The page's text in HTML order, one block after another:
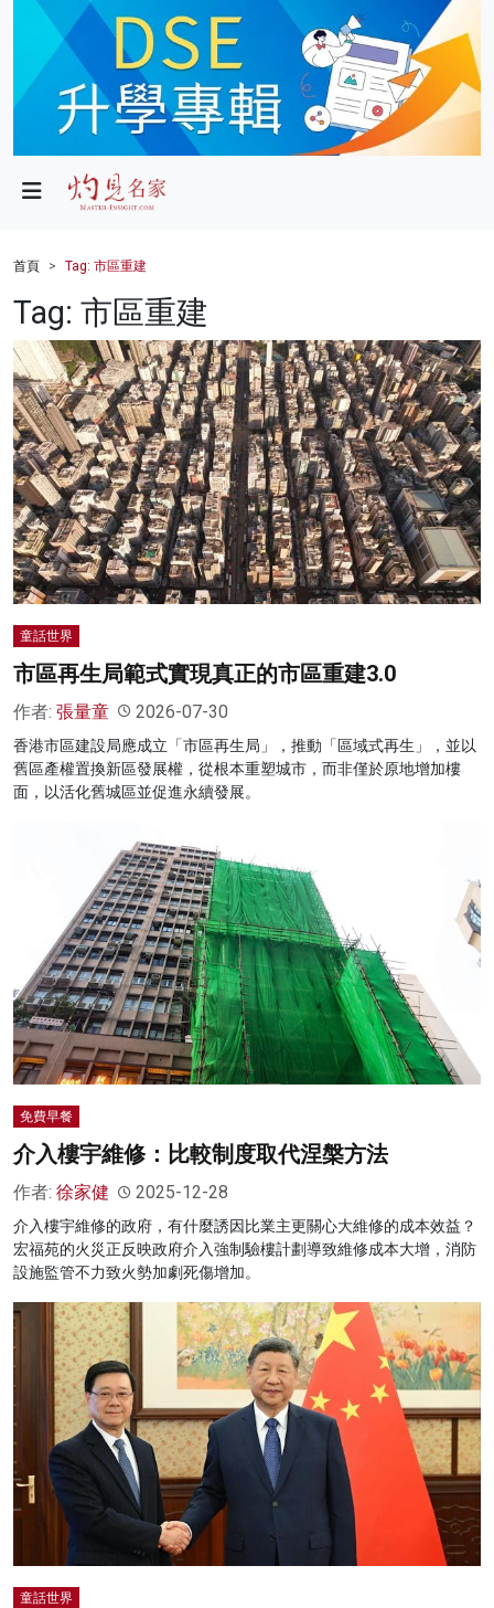
政局
財經
健康
商業
科技
影片
名家榜
灼見活動
首頁 Tag: 市區重建
Tag: 市區重建
童話世界
市區再生局範式實現真正的市區重建3.0
作者: 張量童 2026-07-30
香港市區建設局應成立「市區再生局」，推動「區域式再生」，並以
舊區產權置換新區發展權，從根本重塑城市，而非僅於原地增加樓
面，以活化舊城區並促進永續發展。
免費早餐
介入樓宇維修：比較制度取代涅槃方法
作者: 徐家健 2025-12-28
介入樓宇維修的政府，有什麼誘因比業主更關心大維修的成本效益？
宏福苑的火災正反映政府介入強制驗樓計劃導致維修成本大增，消防
設施監管不力致火勢加劇死傷增加。
童話世界